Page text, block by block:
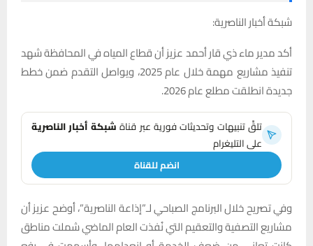
شبكة أخبار الناصرية:
أكد مدير ماء ذي قار أحمد عزيز أن قطاع المياه في المحافظة شهد
تنفيذ مشاريع مهمة خلال عام 2025، ويواصل التقدم ضمن خطط
جديدة انطلقت مطلع عام 2026.
تلقَّ تنبيهات وتحديثات فورية عبر قناةشبكة أخبار الناصرية
على التليغرام
انضم للقناة
وفي تصريح خلال البرنامج الصباحي لـ”إذاعة الناصرية”، أوضح عزيز أن
مشاريع التصفية والتعقيم التي نُفذت العام الماضي شملت مناطق